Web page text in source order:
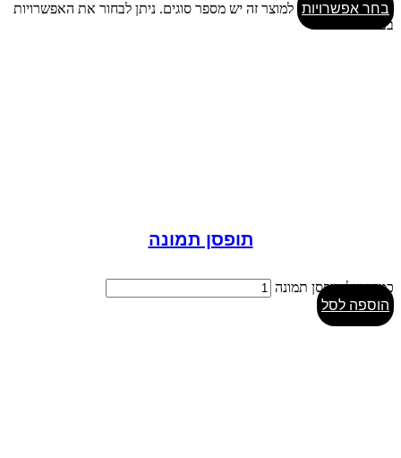
בחר אפשרויות למוצר זה יש מספר סוגים. ניתן לבחור את האפשרויות
בעמוד המוצר
תופסן תמונה
כמות של תופסן תמונה
הוספה לסל